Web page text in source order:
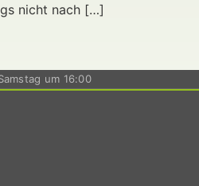
nicht nach […]
um 16:00